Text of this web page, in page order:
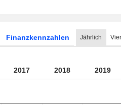
Finanzkennzahlen Jährlich
2017 2018 2019